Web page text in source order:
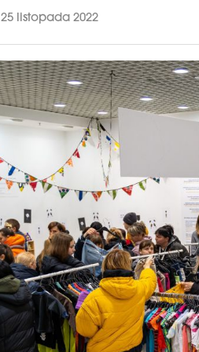
25 listopada 2022